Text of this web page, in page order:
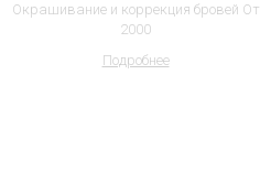
Окрашивание и коррекция бровей От
2000
Подробнее